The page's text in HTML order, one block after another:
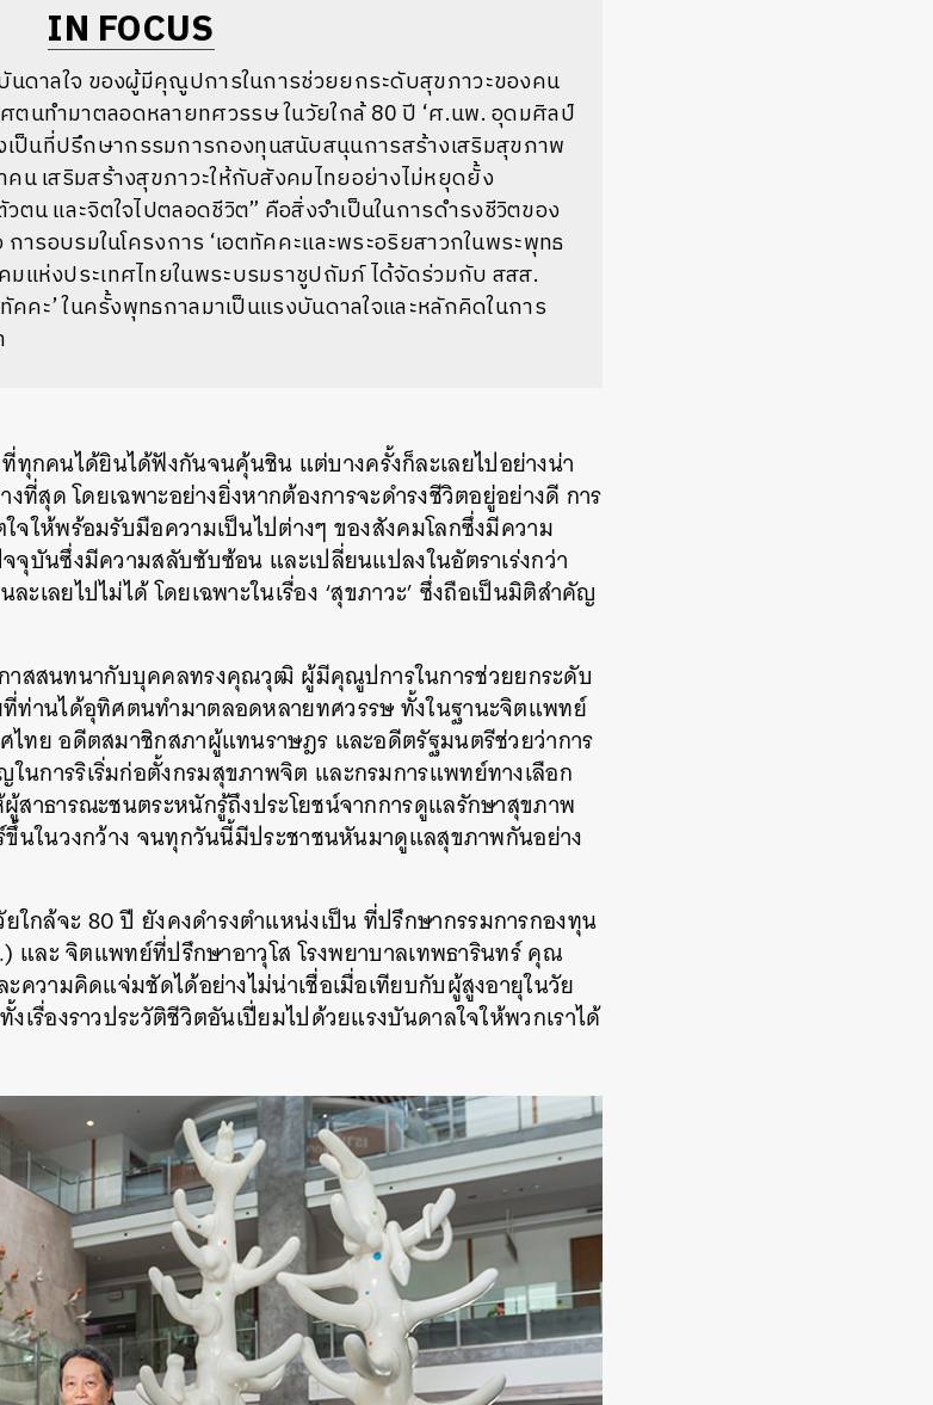
IN FOCUS
นดาลใจ ของผู้มีคุณูปการในการช่วยยกระดับสุขภาวะของคน
ตนทำมาตลอดหลายทศวรรษ​ ในวัยใกล้ 80 ปี ‘ศ.นพ. อุดมศิลป์
เป็นที่ปรึกษากรรมการกองทุนสนับสนุนการสร้างเสริมสุขภาพ
น เสริมสร้างสุขภาวะให้กับสังคมไทยอย่างไม่หยุดยั้ง
น และจิตใจไปตลอดชีวิต” คือสิ่งจำเป็นในการดำรงชีวิตของ
การอบรมในโครงการ ‘เอตทัคคะและพระอริยสาวกในพระพุทธ
แห่งประเทศไทยในพระบรมราชูปถัมภ์ ได้จัดร่วมกับ สสส.
ทัคคะ’ ในครั้งพุทธกาลมาเป็นแรงบันดาลใจและหลักคิดในการ
ที่ทุกคนได้ยินได้ฟังกันจนคุ้นชิน แต่บางครั้งก็ละเลยไปอย่างน่า
งที่สุด โดยเฉพาะอย่างยิ่งหากต้องการจะดำรงชีวิตอยู่อย่างดี การ
จให้พร้อมรับมือความเป็นไปต่างๆ ของสังคมโลกซึ่งมีความ
จุบันซึ่งมีความสลับซับซ้อน และเปลี่ยนแปลงในอัตราเร่งกว่า
เลยไปไม่ได้ โดยเฉพาะในเรื่อง ‘สุขภาวะ’ ซึ่งถือเป็นมิติสำคัญ
าสสนทนากับบุคคลทรงคุณวุฒิ ผู้มีคุณูปการในการช่วยยกระดับ
ท่านได้อุทิศตนทำมาตลอดหลายทศวรรษ​ ทั้งในฐานะจิตแพทย์
ทย อดีตสมาชิกสภาผู้แทนราษฎร และอดีตรัฐมนตรีช่วยว่าการ
นการริเริ่มก่อตั้งกรมสุขภาพจิต และกรมการแพทย์ทางเลือก
สาธารณะชนตระหนักรู้ถึงประโยชน์จากการดูแลรักษาสุขภาพ
ขึ้นในวงกว้าง จนทุกวันนี้มีประชาชนหันมาดูแลสุขภาพกันอย่าง
กล้จะ 80 ปี ยังคงดำรงตำแหน่งเป็น ที่ปรึกษากรรมการกองทุน
และ จิตแพทย์ที่ปรึกษาอาวุโส โรงพยาบาลเทพธารินทร์ คุณ
ความคิดแจ่มชัดได้อย่างไม่น่าเชื่อเมื่อเทียบกับผู้สูงอายุในวัย
เรื่องราวประวัติชีวิตอันเปี่ยมไปด้วยแรงบันดาลใจให้พวกเราได้
TWEET LINE EMAIL